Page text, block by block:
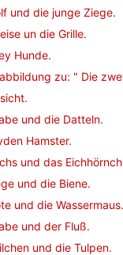
und die junge Ziege.
un die Grille.
Hunde.
zu: " Die
und die Datteln.
Hamster.
und das
und die Biene.
und die Wassermaus.
und der Fluß.
und die Tulpen.